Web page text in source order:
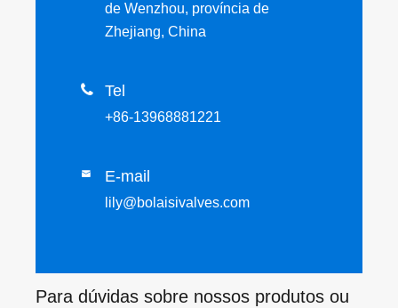
de Wenzhou, província de
Zhejiang, China
 Tel
+86-13968881221
 E-mail
lily@bolaisivalves.com
Para dúvidas sobre nossos produtos ou